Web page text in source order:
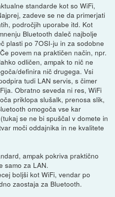
standarde kot so WiFi,
zadeve se ne da primerjati
področjih uporabe itd. Kot
Bluetooth daleč najbolje
plasti po 7OSI-ju in za sodobne
povem na praktičen način, npr.
odličen, ampak to nič ne
definira nič drugega. Vsi
tudi LAN servis, s čimer
Obratno seveda ni res, WiFi
priklopa slušalk, prenosa slik,
omogoča vse kar
se ne bi spuščal v domete in
moči oddajnika in ne kvalitete
ampak pokriva praktično
samo za LAN.
boljši kot WiFi, vendar po
zaostaja za Bluetooth.